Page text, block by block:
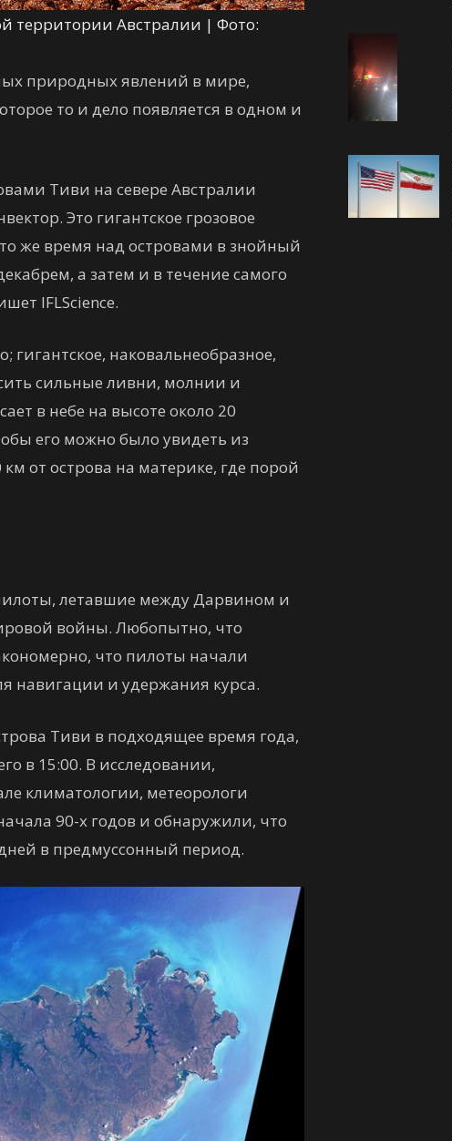
территории Австралии | Фото:
природных явлений в мире,
то и дело появляется в одном и
Тиви на севере Австралии
Это гигантское грозовое
же время над островами в знойный
а затем и в течение самого
IFLScience.
гигантское, наковальнеобразное,
сильные ливни, молнии и
в небе на высоте около 20
его можно было увидеть из
от острова на материке, где порой
летавшие между Дарвином и
войны. Любопытно, что
что пилоты начали
навигации и удержания курса.
Тиви в подходящее время года,
в 15:00. В исследовании,
климатологии, метеорологи
90-х годов и обнаружили, что
в предмуссонный период.